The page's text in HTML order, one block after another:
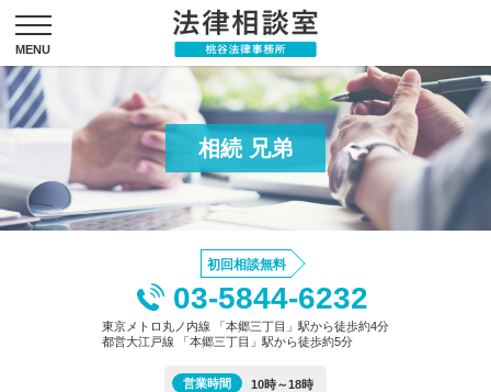
相続 兄弟
初回相談無料
03-5844-6232
東京メトロ丸ノ内線 「本郷三丁目」駅から徒歩約4分
都営大江戸線 「本郷三丁目」駅から徒歩約5分
営業時間
10時～18時